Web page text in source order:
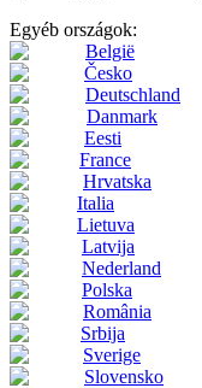
Egyéb országok:
België
Česko
Deutschland
Danmark
Eesti
France
Hrvatska
Italia
Lietuva
Latvija
Nederland
Polska
România
Srbija
Sverige
Slovensko